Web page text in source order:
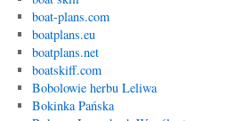
boat-plans.com
boatplans.eu
boatplans.net
boatskiff.com
Bobolowie herbu Leliwa
Bokinka Pańska